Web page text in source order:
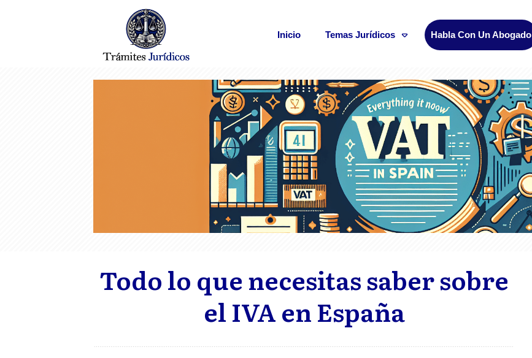
Inicio Temas Jurídicos Habla Con Un Abogado
Todo lo que necesitas saber sobre
el IVA en España